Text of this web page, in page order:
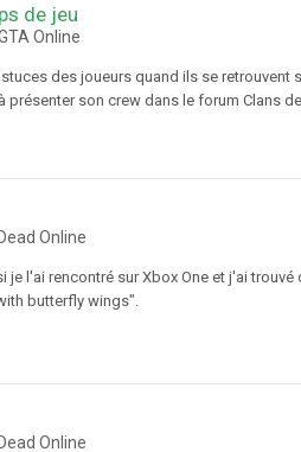
de jeu
Online
des joueurs quand ils se retrouvent
son crew dans le forum Clans de
Online
je l'ai rencontré sur Xbox One et j'ai
butterfly wings".
Online